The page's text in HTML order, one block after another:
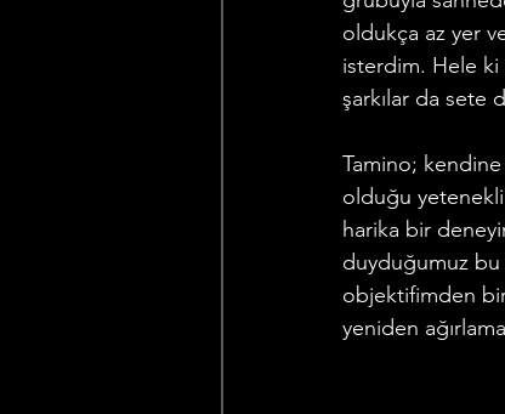
oldukça az yer
isterdim. Hele ki
şarkılar da sete
Tamino;
olduğu yetenekli
harika bir
duyduğumuz bu
objektifimden
yeniden